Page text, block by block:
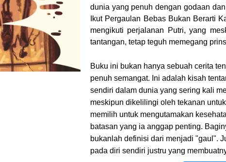
dunia yang penuh dengan godaan
Ikut Pergaulan Bebas Bukan Berarti
mengikuti perjalanan Putri, yang
tantangan, tetap teguh memegang
Buku ini bukan hanya sebuah cerita
penuh semangat. Ini adalah kisah
sendiri dalam dunia yang sering kali
meskipun dikelilingi oleh tekanan
memilih untuk mengutamakan
batasan yang ia anggap penting.
bukanlah definisi dari menjadi "gaul".
pada diri sendiri justru yang